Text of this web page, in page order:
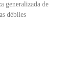
generalizada de
débiles